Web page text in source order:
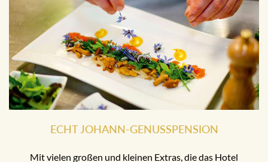
ECHT JOHANN-GENUSSPENSION
Mit vielen großen und kleinen Extras, die das Hotel